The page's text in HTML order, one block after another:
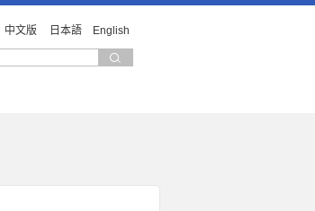
中文版 日本語 English